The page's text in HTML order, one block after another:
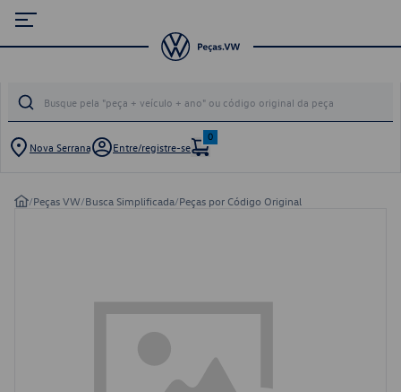
Nova Serrana Entre/registre-se
0
/Peças VW/Busca Simplificada/Peças por Código Original